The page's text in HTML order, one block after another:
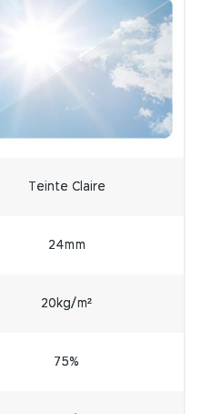
Teinte Claire
24mm
20kg/m²
75%